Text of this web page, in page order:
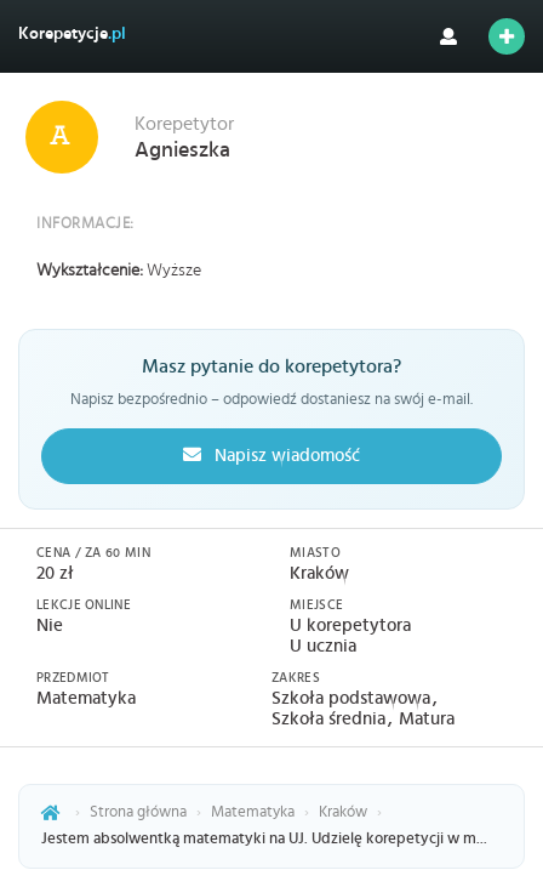
Korepetycje.pl
Korepetytor
Agnieszka
INFORMACJE:
Wykształcenie: Wyższe
Masz pytanie do korepetytora?
Napisz bezpośrednio – odpowiedź dostaniesz na swój e-mail.
Napisz wiadomość
CENA / ZA 60 MIN
20 zł
LEKCJE ONLINE
Nie
MIASTO
Kraków
MIEJSCE
U korepetytora
U ucznia
PRZEDMIOT
Matematyka
ZAKRES
Szkoła podstawowa
Szkoła średnia Matura
› Strona główna › Matematyka › Kraków
›
Jestem absolwentką matematyki na UJ. Udzielę korepetycji w m...